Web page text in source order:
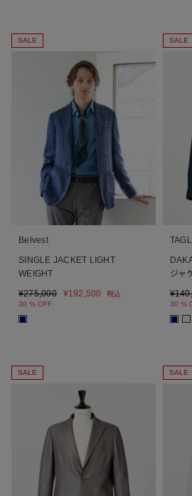
SALE
Belvest
SINGLE JACKET LIGHT
WEIGHT
¥275,000 ¥192,500
税込
30 % OFF
■
SALE
ジャ
¥
30 %
■
SALE SALE